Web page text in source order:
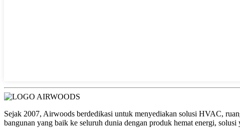
Sejak 2007, Airwoods berdedikasi untuk menyediakan solusi HVAC,
bangunan yang baik ke seluruh dunia dengan produk hemat energi,